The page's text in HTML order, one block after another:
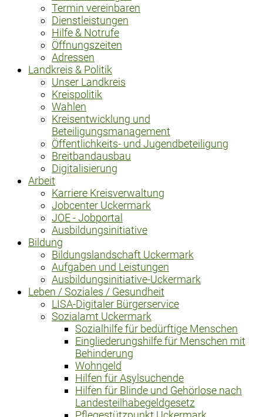
Termin vereinbaren
Dienstleistungen
Hilfe & Notrufe
Öffnungszeiten
Adressen
Landkreis & Politik
Unser Landkreis
Kreispolitik
Wahlen
Kreisentwicklung und
Beteiligungsmanagement
Öffentlichkeits- und Jugendbeteiligung
Breitbandausbau
Digitalisierung
Arbeit
Karriere Kreisverwaltung
Jobcenter Uckermark
JOE - Jobportal
Ausbildungsinitiative
Bildung
Bildungslandschaft Uckermark
Aufgaben und Leistungen
Ausbildungsinitiative-Uckermark
Leben / Soziales / Gesundheit
LISA-Digitaler Bürgerservice
Sozialamt Uckermark
Sozialhilfe für bedürftige Menschen
Eingliederungshilfe für Menschen mit
Behinderung
Wohngeld
Hilfen für Asylsuchende
Hilfen für Blinde und Gehörlose nach
Landesteilhabegeldgesetz